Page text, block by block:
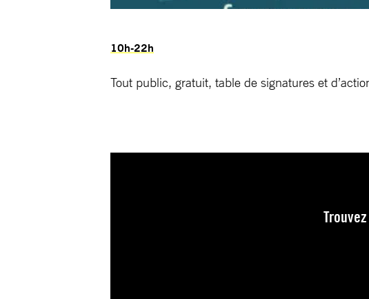
10h-22h
Tout public, gratuit, table de signatures et